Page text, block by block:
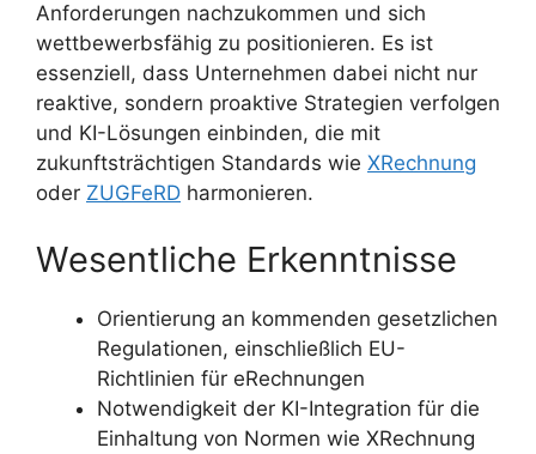
Anforderungen nachzukommen und sich
wettbewerbsfähig zu positionieren. Es ist
essenziell, dass Unternehmen dabei nicht nur
reaktive, sondern proaktive Strategien verfolgen
und KI-Lösungen einbinden, die mit
zukunftsträchtigen Standards wie XRechnung
oder ZUGFeRD harmonieren.
Wesentliche Erkenntnisse
Orientierung an kommenden gesetzlichen
Regulationen, einschließlich EU-
Richtlinien für eRechnungen
Notwendigkeit der KI-Integration für die
Einhaltung von Normen wie XRechnung